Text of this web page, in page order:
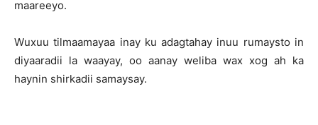
maareeyo.
Wuxuu tilmaamayaa inay ku adagtahay inuu rumaysto in
diyaaradii la waayay, oo aanay weliba wax xog ah ka
haynin shirkadii samaysay.